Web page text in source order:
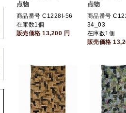
点物
商品番号 C1228I-56
在庫数1個
販売価格13,200 円
点物
商品番号
34_03
在庫数1個
販売価格